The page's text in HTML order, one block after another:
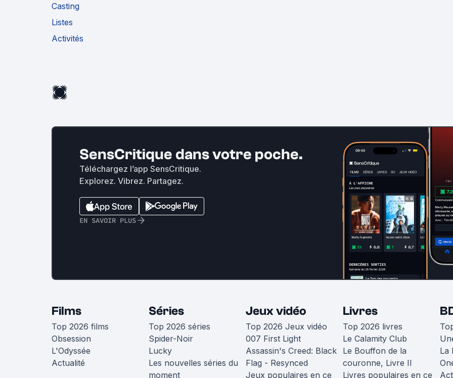
Casting
Listes
Activités
SensCritique dans votre poche.
Téléchargez l’app SensCritique.
Explorez. Vibrez. Partagez.
EN SAVOIR PLUS
Films
Top 2026 films
Obsession
L'Odyssée
Actualité
Séries
Top 2026 séries
Spider-Noir
Lucky
Les nouvelles séries du
moment
Jeux vidéo
Top 2026 Jeux vidéo
007 First Light
Assassin's Creed: Black
Flag - Resynced
Jeux populaires en ce
Livres
Top 2026 livres
Le Calamity Club
Le Bouffon de la
couronne, Livre II
Livres populaires en ce
La